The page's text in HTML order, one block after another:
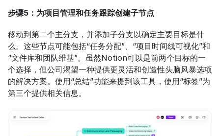
步骤5：为项目管理和任务跟踪创建子节点
移动到第二个主分支，并添加子分支以确定主要目标是什
么。这些节点可能包括“任务分配”、“项目时间线可视化”和
“文件库和团队维基”。虽然Notion可以是前两个目标的一
个选择，但公司渴望一种提供更灵活和创造性头脑风暴选项
的解决方案。使用“总结”功能来提到该工具，使用“标签”为
第三个提供相关信息。